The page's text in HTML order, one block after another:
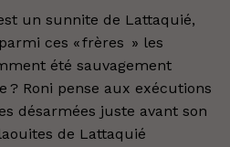
un sunnite de Lattaquié,
ces « frères » les
été sauvagement
? Roni pense aux exécutions
désarmées juste avant son
de Lattaquié